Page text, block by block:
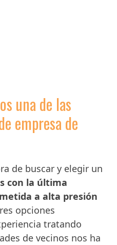
una de las
empresa de
de buscar y elegir un
con la última
a alta presión
opciones
tratando
de vecinos nos ha